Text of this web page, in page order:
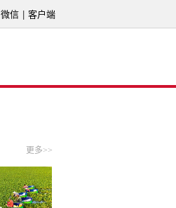
微信 客户端
更多>>